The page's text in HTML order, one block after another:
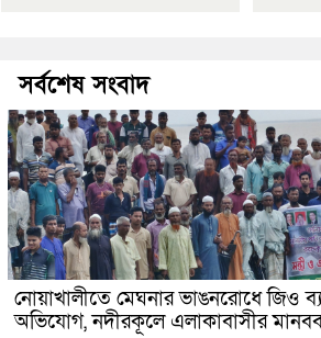
সর্বশেষ সংবাদ
নোয়াখালীতে মেঘনার ভাঙনরোধে জিও
অভিযোগ, নদীরকূলে এলাকাবাসীর